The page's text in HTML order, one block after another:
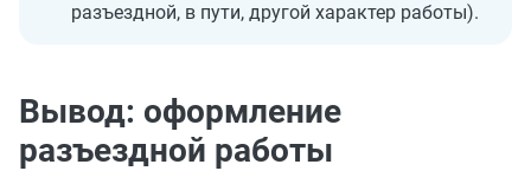
разъездной, в пути, другой характер работы).
Вывод: оформление
разъездной работы